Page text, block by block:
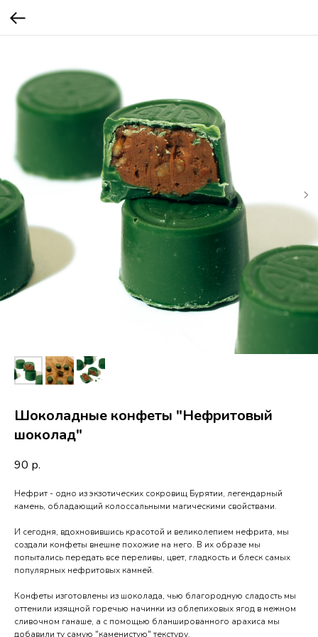
Шоколадные конфеты "Нефритовый
шоколад"
90 р.
Нефрит - одно из экзотических сокровищ Бурятии, легендарный
камень, обладающий колоссальными магическими свойствами.
И сегодня, вдохновившись красотой и великолепием нефрита, мы
создали конфеты внешне похожие на него. В их образе мы
попытались передать все переливы, цвет, гладкость и блеск самых
популярных нефритовых камней.
Конфеты изготовлены из шоколада, чью благородную сладость мы
оттенили изящной горечью начинки из облепиховых ягод в нежном
сливочном ганаше, а с помощью бланшированного арахиса мы
добавили ту самую "каменистую" текстуру.